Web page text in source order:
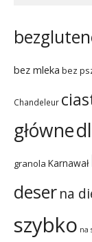
bez mleka bez
Chandeleur
główne
granola Karnawał
deserna
szybko na